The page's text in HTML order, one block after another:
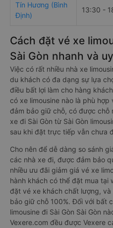
Tín Hương (Bình
Định)
13:30 -
Cách đặt vé xe
Sài Gòn nhanh và
Việc có rất nhiều nhà xe
du khách có đa dạng sự lựa
điều bất lợi làm cho hàng
có xe limousine nào là phù hợp
đảm bảo giữ chỗ, có được chỗ
xe đi Sài Gòn từ Sài Gòn
sau khi đặt trực tiếp vẫn chưa
Cho nên để dễ dàng so sánh
các nhà xe đi, được đảm bảo
nhiều ưu đãi giảm giá vé xe
hành khách có thể đặt mua tại
đặt vé xe khách chất lượng,
bảo giữ chỗ 100%. Đối với bất
limousine đi Sài Gòn Sài Gòn
Vexere.com đều được Vexere